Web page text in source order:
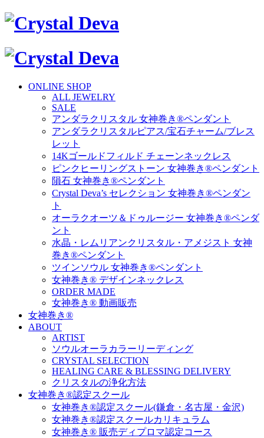
ONLINE SHOP
ALL JEWELRY
SALE
アンダラクリスタル 女神巻き®ペンダント
アンダラクリスタルピアス/宝石チャーム/ブレス
レット
14Kゴールドフィルド チェーンネックレス
ピンクヒーリングストーン 女神巻き®ペンダント
隕石 女神巻き®ペンダント
Crystal Deva’s セレクション 女神巻き®ペンダン
ト
オーラクオーツ＆ドゥルージー 女神巻き®ペンダ
ント
水晶・レムリアンクリスタル・アメジスト 女神
巻き®ペンダント
ツインソウル 女神巻き®ペンダント
女神巻き® デザインネックレス
ORDER MADE
女神巻き® 動画販売
女神巻き®
ABOUT
ARTIST
ソウルオーラカラーリーディング
CRYSTAL SELECTION
HEALING CARE & BLESSING DELIVERY
クリスタルの浄化方法
女神巻き®認定スクール
女神巻き®認定スクール(鎌倉・名古屋・金沢)
女神巻き®認定スクールカリキュラム
女神巻き® 販売ディプロマ認定コース